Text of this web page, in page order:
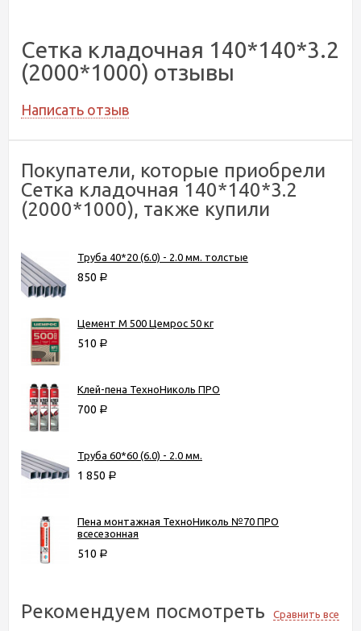
Сетка кладочная 140*140*3.2
(2000*1000) отзывы
Написать отзыв
Покупатели, которые приобрели
Сетка кладочная 140*140*3.2
(2000*1000), также купили
Труба 40*20 (6.0) - 2.0 мм. толстые
850 Р
Цемент М 500 Цемрос 50 кг
510 Р
Клей-пена ТехноНиколь ПРО
700 Р
Труба 60*60 (6.0) - 2.0 мм.
1 850 Р
Пена монтажная ТехноНиколь №70 ПРО
всесезонная
510 Р
Рекомендуем посмотреть Сравнить все